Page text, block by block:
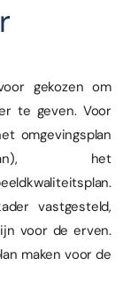
gekozen om
te geven. Voor
omgevingsplan
het
vastgesteld,
voor de erven.
maken voor de